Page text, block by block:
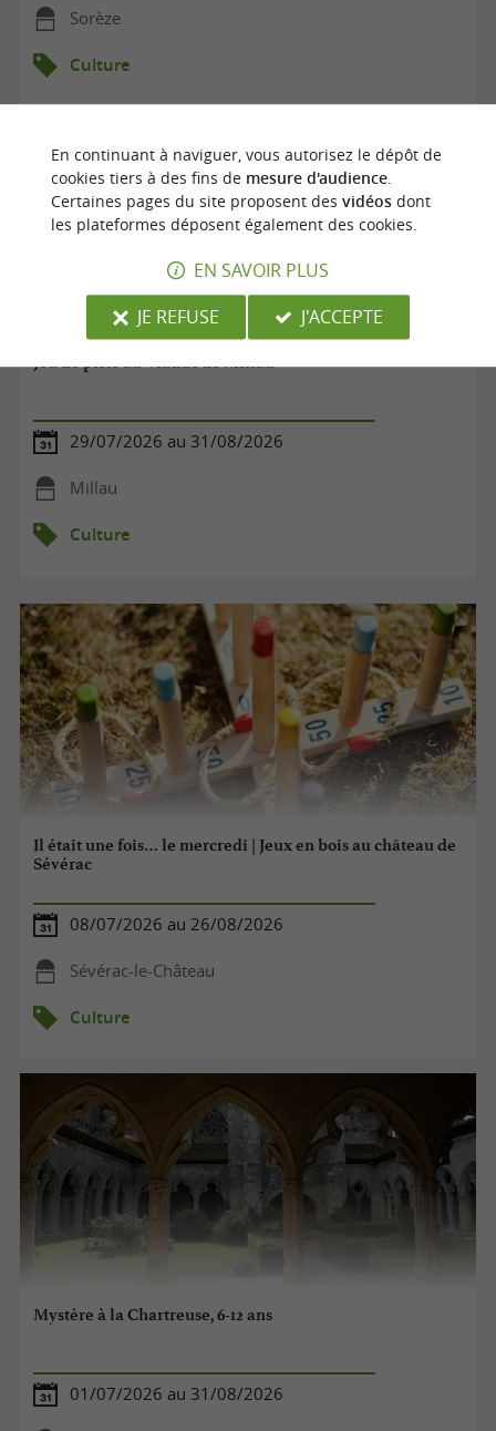
Sorèze
Culture
Jeu de piste au Viaduc de Millau
29/07/2026 au 31/08/2026
Millau
Culture
Il était une fois… le mercredi | Jeux en bois au château de
Sévérac
08/07/2026 au 26/08/2026
Sévérac-le-Château
Culture
Mystère à la Chartreuse, 6-12 ans
01/07/2026 au 31/08/2026
En continuant à naviguer, vous autorisez le dépôt de
cookies tiers à des fins de mesure d'audience.
Certaines pages du site proposent des vidéosdont
les plateformes déposent également des cookies.
EN SAVOIR PLUS
JE REFUSE
J'ACCEPTE